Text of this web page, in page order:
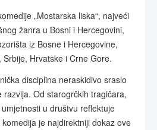
„Mostarska liska“, najveći
žanra u Bosni i Hercegovini,
iz Bosne i Hercegovine,
Hrvatske i Crne Gore.
disciplina neraskidivo sraslo
razvija. Od starogrčkih tragičara,
u društvu reflektuje
je najdirektniji dokaz ove